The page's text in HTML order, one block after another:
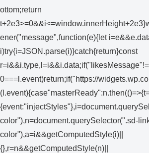
ottom;return
ener("message",function(e){let
i)try{i=JSON.parse(i)}catch{return}const
0===l.event)return;if("https://
color"),n=document.querySelector(".sd-
color"),a=i&&getComputedStyle(i)||
{},r=n&&getComputedStyle(n)||